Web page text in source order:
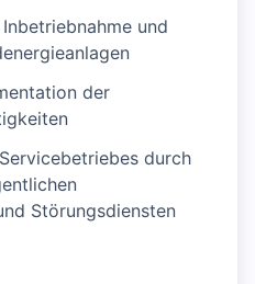
und
der
durch
Störungsdiensten